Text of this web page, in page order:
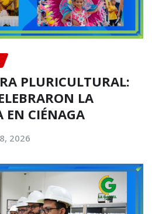
PLURICULTURAL:
LA
EN CIÉNAGA
2026